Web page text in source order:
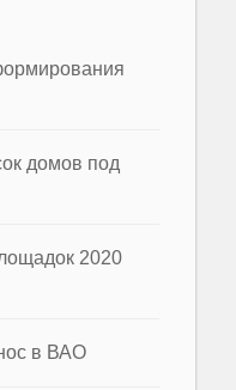
домов под
2020
в ВАО